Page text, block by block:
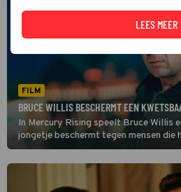
FILM
BRUCE WILLIS BESCHERMT EEN
In Mercury Rising speelt Bruce Willis
jongetje beschermt tegen mensen die
hebben.
LEES MEER